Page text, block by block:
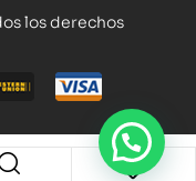
los derechos